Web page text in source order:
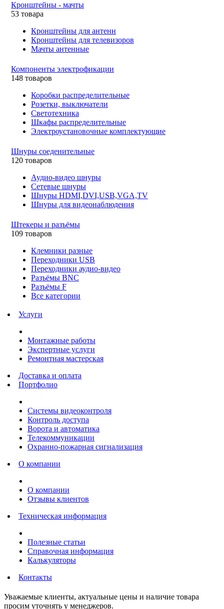
Кронштейны - мачты
53 товара
Кронштейны для антенн
Кронштейны для телевизоров
Мачты антенные
Компоненты электрофикации
148 товаров
Коробки распределительные
Розетки, выключатели
Светотехника
Шкафы распределительные
Электроустановочные комплектующие
Шнуры соеденительные
120 товаров
Аудио-видео шнуры
Сетевые шнуры
Шнуры HDMI,DVI,USB,VGA,TV
Шнуры для видеонаблюдения
Штекеры и разъёмы
109 товаров
Клемники разные
Переходники USB
Переходники аудио-видео
Разъёмы BNC
Разъёмы F
Все категории
Услуги
Монтажные работы
Экспертные услуги
Ремонтная мастерская
Доставка и оплата
Портфолио
Системы видеоконтроля
Контроль доступа
Ворота и автоматика
Телекоммуникации
Охранно-пожарная сигнализация
О компании
О компании
Отзывы клиентов
Техническая информация
Полезные статьи
Справочная информация
Калькуляторы
Контакты
Уважаемые клиенты, актуальные цены и наличие товара
просим уточнять у менеджеров.